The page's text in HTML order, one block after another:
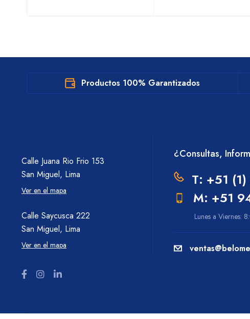
Productos 100% Garantizados
Calle Juana Rio Frio 153
San Miguel, Lima
Ver en el mapa
Calle Saycusca 222
San Miguel, Lima
Ver en el mapa
¿Consultas,
T: +51
M: +51
Lunes a Viernes: